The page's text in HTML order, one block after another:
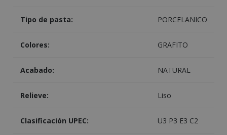
Tipo de pasta: PORCELANICO
Colores: GRAFITO
Acabado: NATURAL
Relieve: Liso
Clasificación UPEC: U3 P3 E3 C2